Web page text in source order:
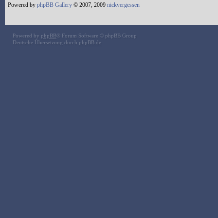
Powered by phpBB Gallery © 2007, 2009 nickvergessen
Powered by phpBB® Forum Software © phpBB Group
Deutsche Übersetzung durch phpBB.de